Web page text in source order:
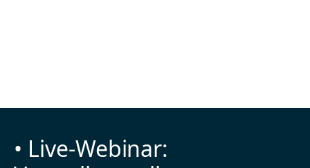
• Live-Webinar: